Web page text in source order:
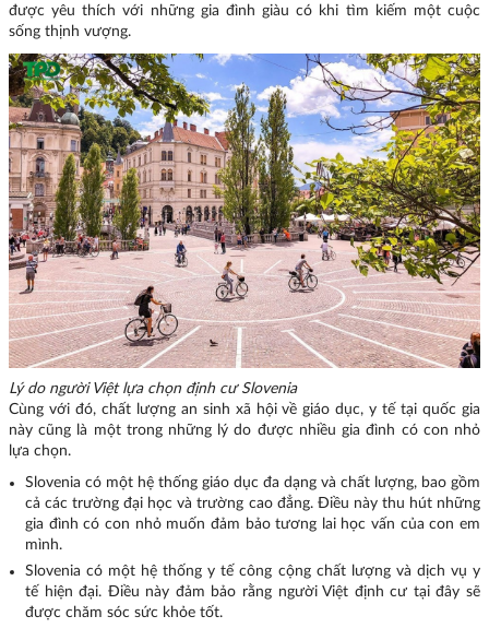
được yêu thích với những gia đình giàu có khi tìm kiếm một cuộc
sống thịnh vượng.
Lý do người Việt lựa chọn định cư Slovenia
Cùng với đó, chất lượng an sinh xã hội về giáo dục, y tế tại quốc gia
này cũng là một trong những lý do được nhiều gia đình có con nhỏ
lựa chọn.
Slovenia có một hệ thống giáo dục đa dạng và chất lượng, bao gồm
cả các trường đại học và trường cao đẳng. Điều này thu hút những
gia đình có con nhỏ muốn đảm bảo tương lai học vấn của con em
mình.
Slovenia có một hệ thống y tế công cộng chất lượng và dịch vụ y
tế hiện đại. Điều này đảm bảo rằng người Việt định cư tại đây sẽ
được chăm sóc sức khỏe tốt.